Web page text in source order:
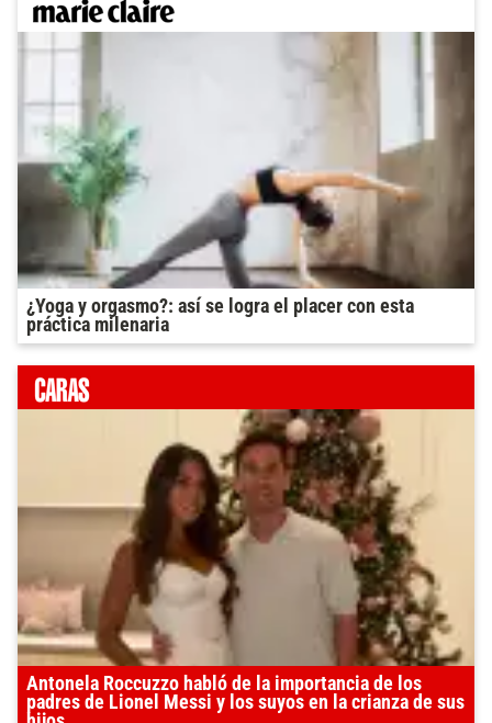
¿Yoga y orgasmo?: así se logra el placer con esta
práctica milenaria
Antonela Roccuzzo habló de la importancia de los
padres de Lionel Messi y los suyos en la crianza de sus